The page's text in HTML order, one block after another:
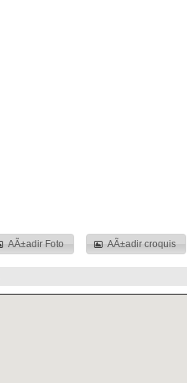
AÃ±adir Foto AÃ±adir croquis